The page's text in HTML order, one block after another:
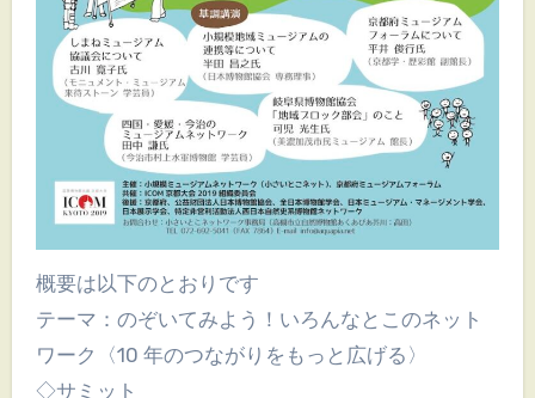
概要は以下のとおりです
テーマ：のぞいてみよう！いろんなとこのネット
ワーク〈10 年のつながりをもっと広げる〉
◇サミット